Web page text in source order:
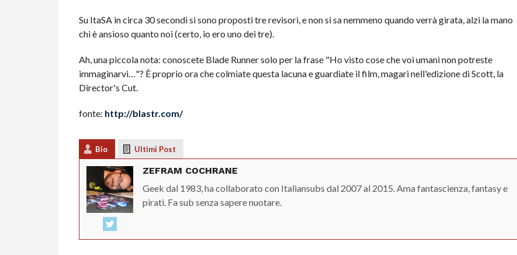
Su ItaSA in circa 30 secondi si sono proposti tre revisori, e non si sa nemmeno quando verrà girata, alzi la mano
chi è ansioso quanto noi (certo, io ero uno dei tre).
Ah, una piccola nota: conoscete Blade Runner solo per la frase "Ho visto cose che voi umani non potreste
immaginarvi…"? È proprio ora che colmiate questa lacuna e guardiate il film, magari nell'edizione di Scott, la
Director's Cut.
fonte: http://blastr.com/
Bio Ultimi Post
ZEFRAM COCHRANE
Geek dal 1983, ha collaborato con Italiansubs dal 2007 al 2015. Ama fantascienza, fantasy e
pirati. Fa sub senza sapere nuotare.